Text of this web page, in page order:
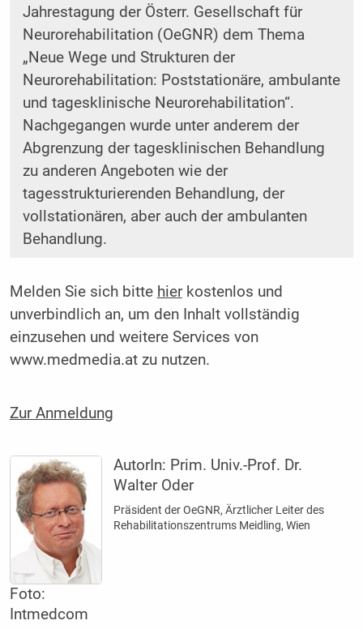
Jahrestagung der Österr. Gesellschaft für
Neurorehabilitation (OeGNR) dem Thema
„Neue Wege und Strukturen der
Neurorehabilitation: Poststationäre, ambulante
und tagesklinische Neurorehabilitation“.
Nachgegangen wurde unter anderem der
Abgrenzung der tagesklinischen Behandlung
zu anderen Angeboten wie der
tagesstrukturierenden Behandlung, der
vollstationären, aber auch der ambulanten
Behandlung.
Melden Sie sich bitte hierkostenlos und
unverbindlich an, um den Inhalt vollständig
einzusehen und weitere Services von
www.medmedia.at zu nutzen.
Zur Anmeldung
Foto:
Intmedcom
AutorIn: Prim. Univ.-Prof. Dr.
Walter Oder
Präsident der OeGNR, Ärztlicher Leiter des
Rehabilitationszentrums Meidling, Wien